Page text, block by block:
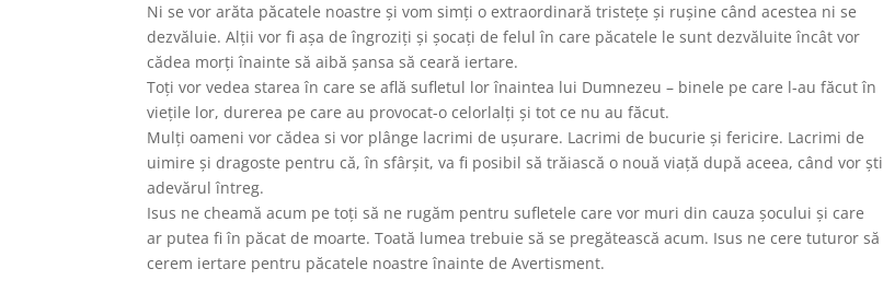
Ni se vor arăta păcatele noastre și vom simți o extraordinară tristețe și rușine când acestea ni se
dezvăluie. Alții vor fi așa de îngroziți și șocați de felul în care păcatele le sunt dezvăluite încât vor
cădea morți înainte să aibă șansa să ceară iertare.
Toți vor vedea starea în care se află sufletul lor înaintea lui Dumnezeu – binele pe care l-au făcut în
viețile lor, durerea pe care au provocat-o celorlalți și tot ce nu au făcut.
Mulți oameni vor cădea si vor plânge lacrimi de ușurare. Lacrimi de bucurie și fericire. Lacrimi de
uimire și dragoste pentru că, în sfârșit, va fi posibil să trăiască o nouă viață după aceea, când vor ști
adevărul întreg.
Isus ne cheamă acum pe toți să ne rugăm pentru sufletele care vor muri din cauza șocului și care
ar putea fi în păcat de moarte. Toată lumea trebuie să se pregătească acum. Isus ne cere tuturor să
cerem iertare pentru păcatele noastre înainte de Avertisment.